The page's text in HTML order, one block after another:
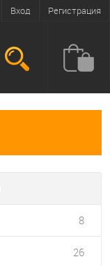
Вход Регистрация
8
26